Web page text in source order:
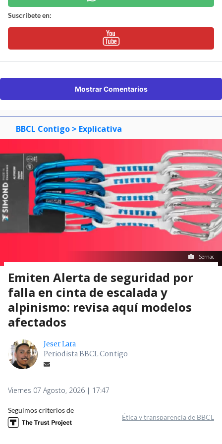
Suscríbete en:
Mostrar Comentarios
BBCL Contigo > Explicativa
Sernac
Emiten Alerta de seguridad por
falla en cinta de escalada y
alpinismo: revisa aquí modelos
afectados
Jeser Lara
Periodista BBCL Contigo
Viernes 07 Agosto, 2026 | 17:47
Seguimos criterios de
Ética y transparencia de BBCL